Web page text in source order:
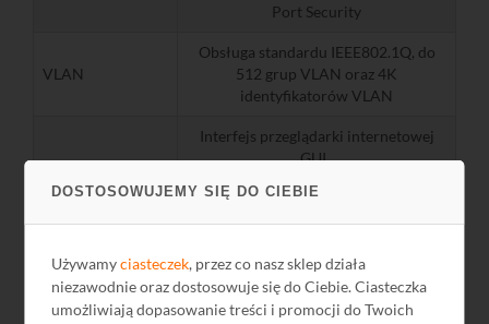
DOSTOSOWUJEMY SIĘ DO CIEBIE
Używamyciasteczek, przez co nasz sklep działa
niezawodnie oraz dostosowuje się do Ciebie. Ciasteczka
umożliwiają dopasowanie treści i promocji do Twoich
Port Security
VLAN
Obsługa standardu IEEE802.1Q, do
512 grup VLAN oraz 4K
identyfikatorów VLAN
Interfejs przeglądarki internetowej
GUI,
SNMP v1/v2c/v3, zgodne z
publicznymi i prywatnymi
RMON (1, 2, 3, 9 group)
Monitorowanie CPU
Port Mirroring